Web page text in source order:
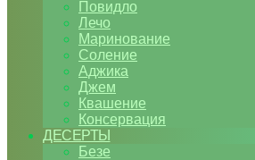
Повидло
Лечо
Маринование
Соление
Аджика
Джем
Квашение
Консервация
ДЕСЕРТЫ
Безе